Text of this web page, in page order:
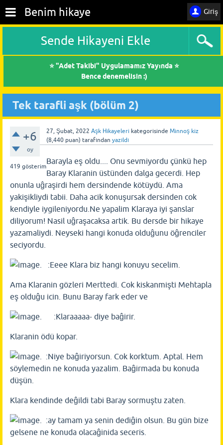
Giriş
Benim hikaye
Sende Hikayeni Ekle
⭐ "Adet Takibi" Uygulamamız Yayında ⭐
Bence denemelisin :)
Tek tarafli aşk (bölüm 2)
+6
oy
419 gösterim
27, Şubat, 2022 Aşk Hikayeleri kategorisinde Minnoş kiz
(8,440 puan) tarafından yazıldı
Barayla eş oldu.... Onu sevmiyordu çünkü hep
Baray Klaranin üstünden dalga gecerdi. Hep
onunla uĝraşirdi hem dersindende kötüydü. Ama
yakişikliydi tabii. Daha acik konuşursak dersinden cok
kendiyle iygileniyordu.Ne yapalim Klaraya iyi şanslar
diliyorum! Nasil uĝraşacaksa artik. Bu dersde bir hikaye
yazamaliydi. Neyseki hangi konuda olduĝunu öĝrenciler
seciyordu.
. :Eeee Klara biz hangi konuyu secelim.
Ama Klaranin gözleri Merttedi. Cok kiskanmişti Mehtapla
eş olduĝu icin. Bunu Baray fark eder ve
. :Klaraaaaa- diye baĝirir.
Klaranin ödü kopar.
. :Niye baĝiriyorsun. Cok korktum. Aptal. Hem
söylemedin ne konuda yazalim. Baĝirmada bu konuda
düşün.
Klara kendinde deĝildi tabi Baray sormuştu zaten.
. :ay tamam ya senin dediĝin olsun. Bu gün bize
gelsene ne konuda olacaĝinida seceris.